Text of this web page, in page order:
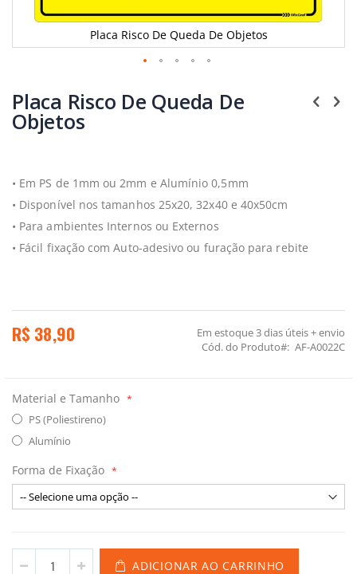
Placa Risco De Queda De Objetos
para
o
início
imagens
Placa Risco De Queda De
Objetos
• Em PS de 1mm ou 2mm e Alumínio 0,5mm
• Disponível nos tamanhos 25x20, 32x40 e 40x50cm
• Para ambientes Internos ou Externos
• Fácil fixação com Auto-adesivo ou furação para rebite
R$ 38,90 Em estoque3 dias úteis + envio
Cód. do Produto
AF-A0022C
Material e Tamanho
PS (Poliestireno)
Alumínio
Forma de Fixação
ADICIONAR AO CARRINHO